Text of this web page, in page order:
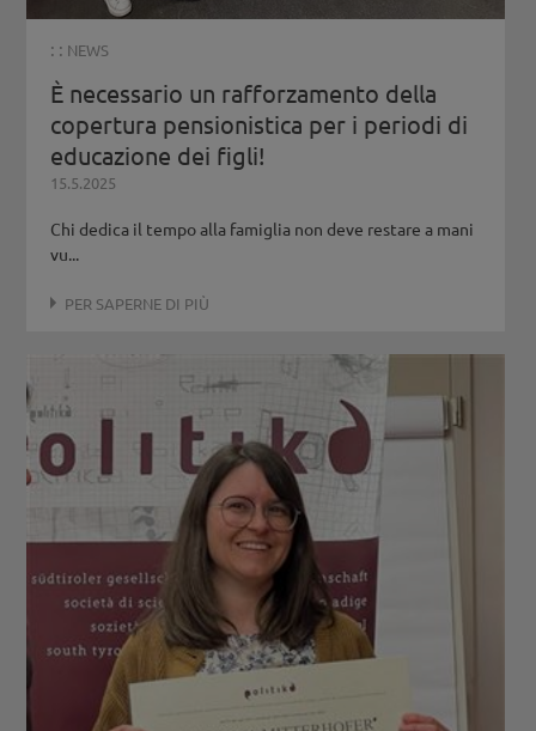
: : NEWS
È necessario un rafforzamento della
copertura pensionistica per i periodi di
educazione dei figli!
15.5.2025
Chi dedica il tempo alla famiglia non deve restare a mani
vu...
PER SAPERNE DI PIÙ